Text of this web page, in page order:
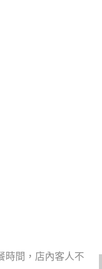
時間，店內客人不